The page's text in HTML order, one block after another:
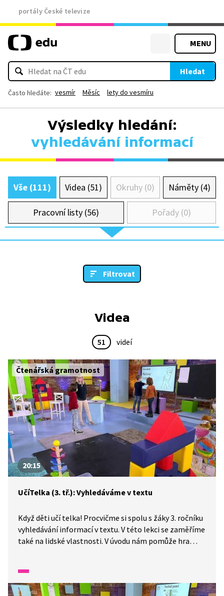
portály České televize
MENU
Hledat
Často hledáte: vesmír Měsíc lety do vesmíru
Výsledky hledání:
vyhledávání informací
Vše (111) Videa (51) Okruhy (0) Náměty (4)
Pracovní listy (56) Pořady (0)
Filtrovat
Videa
51 videí
Čtenářská gramotnost
20:15
UčíTelka (3. tř.): Vyhledáváme v textu
Když děti učí telka! Procvičme si spolu s žáky 3. ročníku
vyhledávání informací v textu. V této lekci se zaměříme
také na lidské vlastnosti. V úvodu nám pomůže hra